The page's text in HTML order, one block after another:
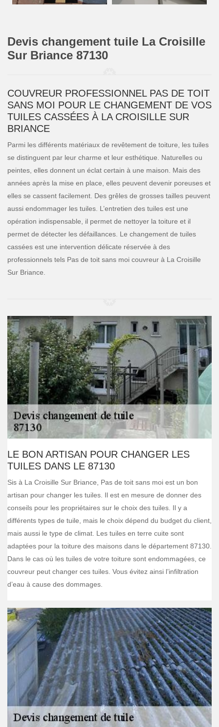
Devis changement tuile La Croisille
Sur Briance 87130
COUVREUR PROFESSIONNEL PAS DE TOIT
SANS MOI POUR LE CHANGEMENT DE VOS
TUILES CASSÉES À LA CROISILLE SUR
BRIANCE
Parmi les différents matériaux de revêtement de toiture, les tuiles
se distinguent par leur charme et leur esthétique. Naturelles ou
peintes, elles donnent un éclat certain à une maison. Mais des
années après la mise en place, elles peuvent devenir poreuses et
elles se cassent facilement. Des grêles de grosses tailles peuvent
aussi endommager les tuiles. L’entretien des tuiles est une
opération indispensable, il permet de nettoyer la toiture et il
permet de détecter les défaillances. Le changement de tuiles
cassées est une intervention délicate réservée à des
professionnels tels Pas de toit sans moi couvreur à La Croisille
Sur Briance.
LE BON ARTISAN POUR CHANGER LES
TUILES DANS LE 87130
Sis à La Croisille Sur Briance, Pas de toit sans moi est un bon
artisan pour changer les tuiles. Il est en mesure de donner des
conseils pour les propriétaires sur le choix des tuiles. Il y a
différents types de tuile, mais le choix dépend du budget du client,
mais aussi le type de climat. Les tuiles en terre cuite sont
adaptées pour la toiture des maisons dans le département 87130.
Dans le cas où les tuiles de votre toiture sont endommagées, ce
couvreur peut changer ces tuiles. Vous évitez ainsi l’infiltration
d’eau à cause des dommages.